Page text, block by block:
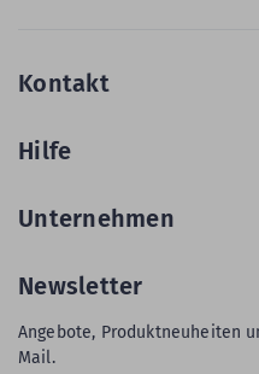
Kontakt
Hilfe
Unternehmen
Newsletter
Angebote, Produktneuheiten
Mail.